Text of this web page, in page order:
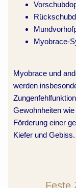
Myobrace-
Myobrace und
werden
Gewohnheiten
Förderung einer
Kiefer und Gebiss.
Feste